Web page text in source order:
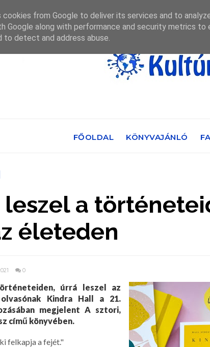
FŐOLDAL KÖNYVAJÁNLÓ
leszel a
életeden
0
úrrá leszel az
Kindra Hall a 21.
megjelent A sztori,
című könyvében.
felkapja a fejét."
cookies from Google to deliver its services and to
Google along with performance and security metrics to
to detect and address abuse.